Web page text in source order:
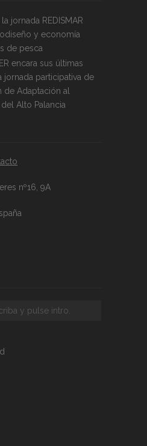
jornada REDISMAR
y economía
de pesca
encara sus últimas
jornada participativa de
Adaptación al
Alto Palancia
nº16, 9A